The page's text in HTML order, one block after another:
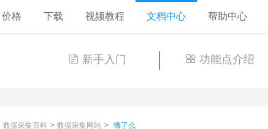
价格 下载 视频教程 文档中心 帮助中心
新手入门 功能点介绍
数据采集百科 > 数据采集网站 > 饿了么